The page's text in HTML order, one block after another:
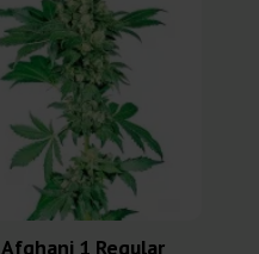
Afghani 1 Regular